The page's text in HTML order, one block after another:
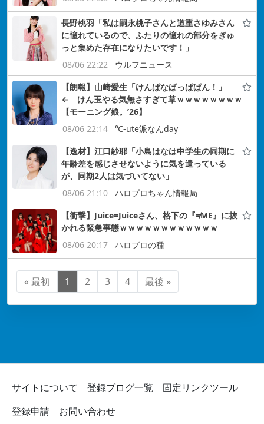
長野桃羽「私は嗣永桃子さんと道重さゆみさん
に憧れているので、ふたりの憧れの部分をぎゅ
っと集めた存在になりたいです！」
08/06 22:22
ウルフニュース
【朗報】山﨑愛生「けんぱなぱっぱぱん！」
← けん玉やる気無さすぎて草ｗｗｗｗｗｗｗｗ
【モーニング娘。’26】
08/06 22:14
℃-ute派なんday
【逸材】江口紗耶「小島はなは中学生の同期に
年齢差を感じさせないように気を遣っている
が、同期2人は気づいてない」
08/06 21:10
ハロプロちゃん情報局
【衝撃】Juice=Juiceさん、格下の『≠ME』に抜
かれる緊急事態ｗｗｗｗｗｗｗｗｗｗｗｗ
08/06 20:17
ハロプロの種
« 最初 1 2 3 4 最後 »
サイトについて 登録ブログ一覧
固定リンクツール
登録申請
お問い合わせ